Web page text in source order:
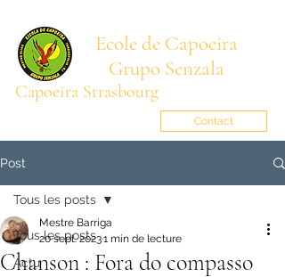
Ecole de Capoeira
Grupo Senzala
Capoeira Strasbourg
Contact
Post
Tous les posts
Actu
Tous les posts
Chanson : Fora do compasso
Mestre Barriga
20 sept. 20231 min de lecture